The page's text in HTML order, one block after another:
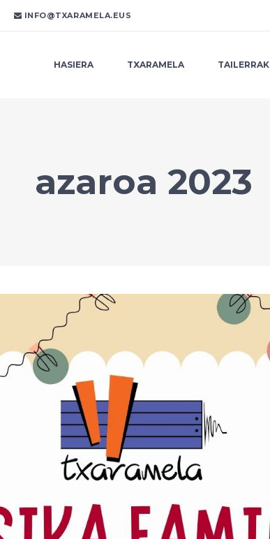
INFO@TXARAMELA.EUS
HASIERA TXARAMELA TAILERRAK
azaroa 2023